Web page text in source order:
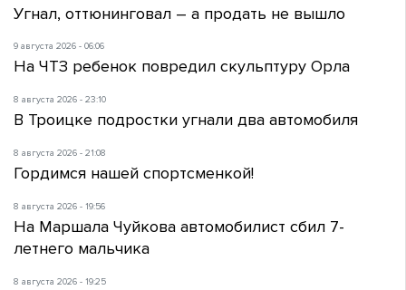
Угнал, оттюнинговал – а продать не вышло
9 августа 2026 - 06:06
На ЧТЗ ребенок повредил скульптуру Орла
8 августа 2026 - 23:10
В Троицке подростки угнали два автомобиля
8 августа 2026 - 21:08
Гордимся нашей спортсменкой!
8 августа 2026 - 19:56
На Маршала Чуйкова автомобилист сбил 7-
летнего мальчика
8 августа 2026 - 19:25